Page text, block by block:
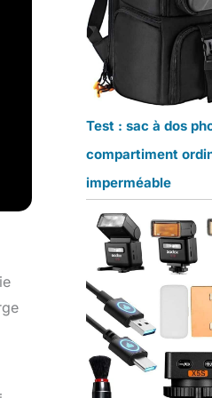
Test : sac à dos
compartiment
imperméable